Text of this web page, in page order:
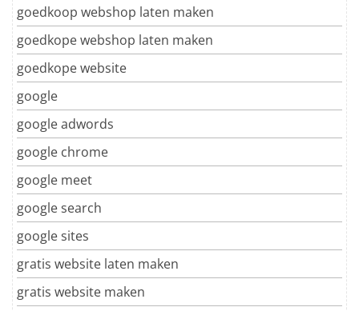
goedkoop webshop laten maken
goedkope webshop laten maken
goedkope website
google
google adwords
google chrome
google meet
google search
google sites
gratis website laten maken
gratis website maken